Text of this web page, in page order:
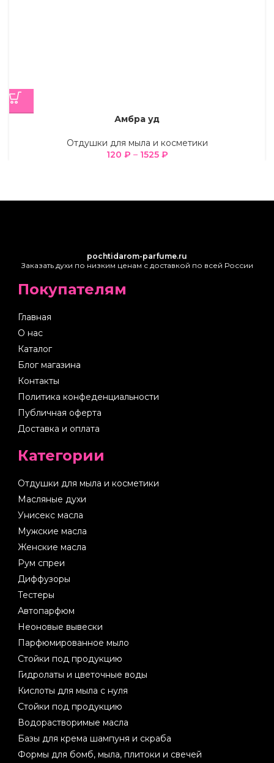
Амбра уд
Отдушки для мыла и косметики
120 ₽ – 1525 ₽
pochtidarom-parfume.ru
Заказать духи по низким ценам с доставкой по всей России
Покупателям
Главная
О нас
Каталог
Блог магазина
Контакты
Политика конфеденциальности
Публичная оферта
Доставка и оплата
Категории
Отдушки для мыла и косметики
Масляные духи
Унисекс масла
Мужские масла
Женские масла
Рум спреи
Диффузоры
Тестеры
Автопарфюм
Неоновые вывески
Парфюмированное мыло
Стойки под продукцию
Гидролаты и цветочные воды
Кислоты для мыла с нуля
Стойки под продукцию
Водорастворимые масла
Базы для крема шампуня и скраба
Формы для бомб, мыла, плитоки и свечей